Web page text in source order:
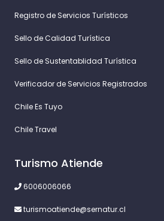
Registro de Servicios Turísticos
Sello de Calidad Turística
Sello de Sustentablidad Turística
Verificador de Servicios Registrados
Chile Es Tuyo
Chile Travel
Turismo Atiende
6006006066
turismoatiende@sernatur.cl